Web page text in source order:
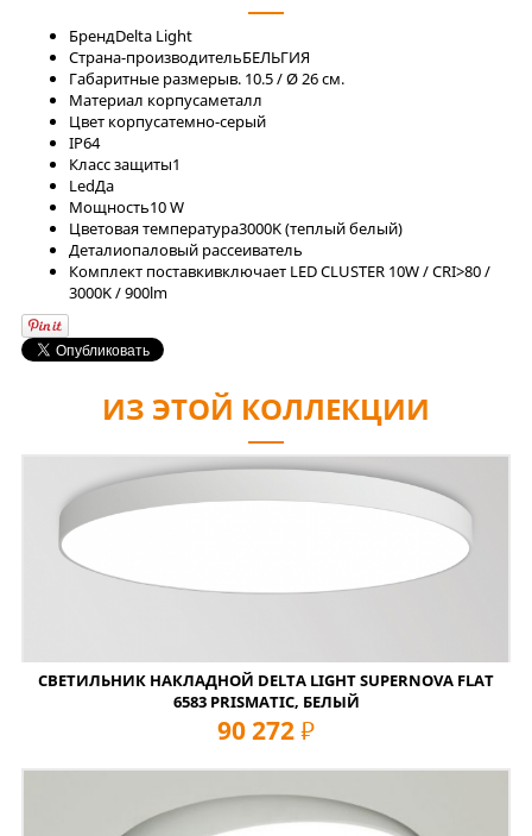
БрендDelta Light
Страна-производительБЕЛЬГИЯ
Габаритные размерыв. 10.5 / Ø 26 см.
Материал корпусаметалл
Цвет корпусатемно-серый
IP64
Класс защиты1
LedДа
Мощность10 W
Цветовая температура3000K (теплый белый)
Деталиопаловый рассеиватель
Комплект поставкивключает LED CLUSTER 10W / CRI>80 /
3000K / 900lm
ИЗ ЭТОЙ КОЛЛЕКЦИИ
СВЕТИЛЬНИК НАКЛАДНОЙ DELTA LIGHT SUPERNOVA FLAT
6583 PRISMATIC, БЕЛЫЙ
90 272 руб